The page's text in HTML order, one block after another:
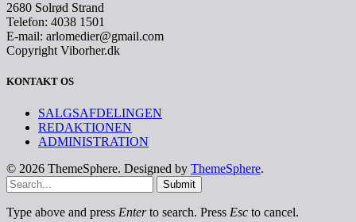
2680 Solrød Strand
Telefon: 4038 1501
E-mail: arlomedier@gmail.com
Copyright Viborher.dk
KONTAKT OS
SALGSAFDELINGEN
REDAKTIONEN
ADMINISTRATION
© 2026 ThemeSphere. Designed by ThemeSphere.
Submit
Type above and press Enterto search. Press Esc to cancel.